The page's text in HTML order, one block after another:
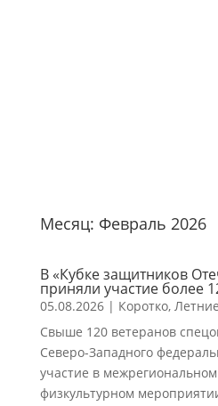
Месяц: Февраль 2026
В «Кубке защитников
приняли участие более
05.08.2026| Коротко,
Свыше 120 ветеранов
Северо-Западного
участие в
физкультурном